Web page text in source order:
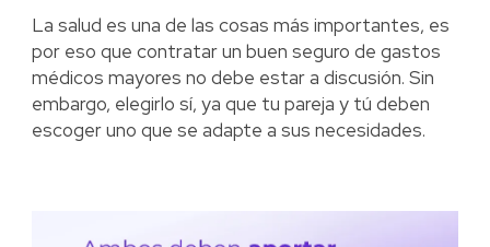
La salud es una de las cosas más importantes, es
por eso que contratar un buen seguro de gastos
médicos mayores no debe estar a discusión. Sin
embargo, elegirlo sí, ya que tu pareja y tú deben
escoger uno que se adapte a sus necesidades.